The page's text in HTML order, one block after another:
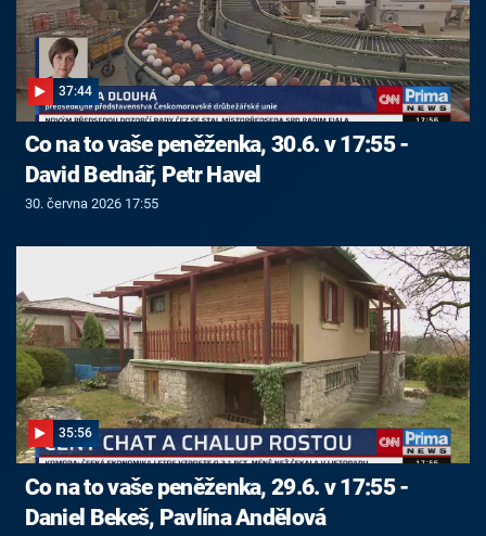
37:44
Co na to vaše peněženka, 30.6. v 17:55 -
David Bednář, Petr Havel
30. června 2026 17:55
35:56
Co na to vaše peněženka, 29.6. v 17:55 -
Daniel Bekeš, Pavlína Andělová